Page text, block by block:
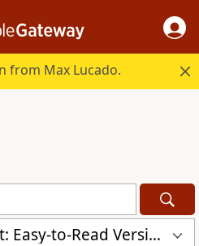
from Max Lucado.
Thai New Testament: Easy-to-Read Version (ERV-TH)